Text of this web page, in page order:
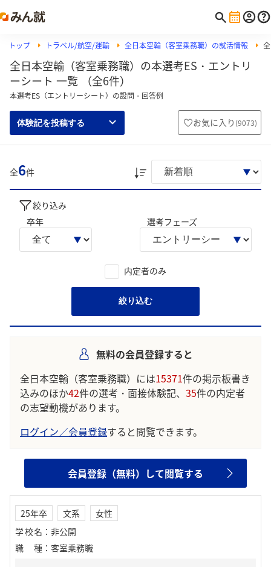
トップ トラベル/航空/運輸 全日本空輸（客室乗務職）の就活情報
全日本空輸（客室乗務職）の本選考ES・エントリ
ーシート 一覧 （全6件）
本選考ES（エントリーシート）の設問・回答例
体験記を投稿する お気に入り (9073)
全6件
絞り込み
卒年
選考フェーズ
内定者のみ
絞り込む
無料の会員登録すると
全日本空輸（客室乗務職）には15371件の掲示板書き
込みのほか42件の選考・面接体験記、 35件の内定者
の志望動機があります。
ログイン／会員登録すると閲覧できます。
会員登録（無料）して閲覧する
25年卒 文系
女性
学校名 ： 非公開
職種 ： 客室乗務職